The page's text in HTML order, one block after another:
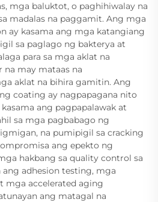
mga baluktot, o paghihiwalay na
madalas na paggamit. Ang mga
ay kasama ang mga katangiang
sa paglago ng bakterya at
para sa mga aklat na
na may mataas na
aklat na bihira gamitin. Ang
coating ay nagpapagana nito
ang pagpapalawak at
sa mga pagbabago ng
na pumipigil sa cracking
ang epekto ng
hakbang sa quality control sa
adhesion testing, mga
mga accelerated aging
ang matagal na